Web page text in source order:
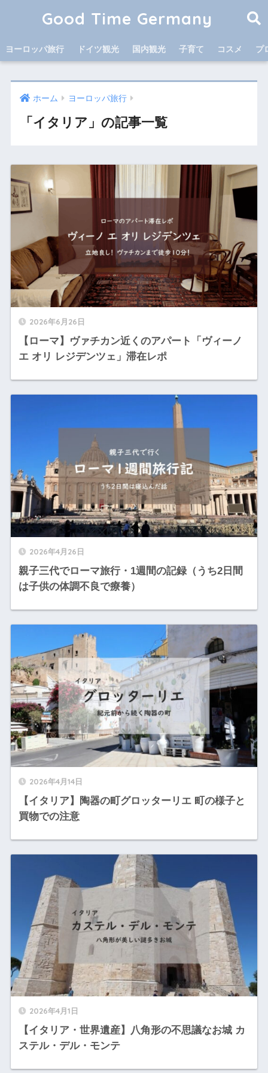
Good Time Germany
ヨーロッパ旅行 ドイツ観光 国内観光 子育て コスメ プ
ホーム ヨーロッパ旅行
「イタリア」の記事一覧
2026年6月26日
【ローマ】ヴァチカン近くのアパート「ヴィーノ
エ オリ レジデンツェ」滞在レポ
2026年4月26日
親子三代でローマ旅行・1週間の記録（うち2日間
は子供の体調不良で療養）
2026年4月14日
【イタリア】陶器の町グロッターリエ 町の様子と
買物での注意
2026年4月1日
【イタリア・世界遺産】八角形の不思議なお城 カ
ステル・デル・モンテ